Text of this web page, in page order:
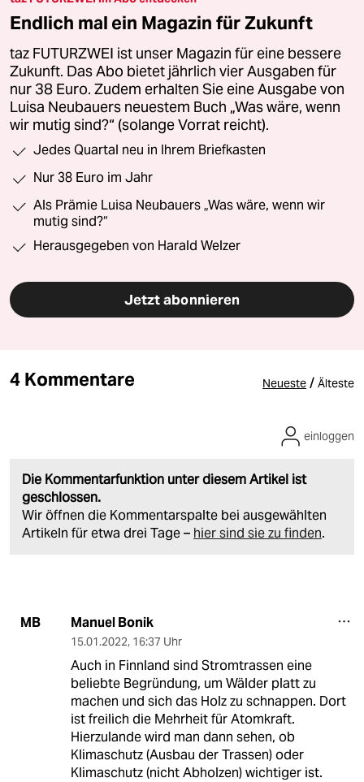
Endlich mal ein Magazin für Zukunft
taz FUTURZWEI ist unser Magazin für eine bessere
Zukunft. Das Abo bietet jährlich vier Ausgaben für
nur 38 Euro. Zudem erhalten Sie eine Ausgabe von
Luisa Neubauers neuestem Buch „Was wäre, wenn
wir mutig sind?“ (solange Vorrat reicht).
Jedes Quartal neu in Ihrem Briefkasten
Nur 38 Euro im Jahr
Als Prämie Luisa Neubauers „Was wäre, wenn wir
mutig sind?“
Herausgegeben von Harald Welzer
Jetzt abonnieren
4 Kommentare Neueste / Älteste
Die Kommentarfunktion unter diesem Artikel ist
geschlossen.
Wir öffnen die Kommentarspalte bei ausgewählten
Artikeln für etwa drei Tage – hier sind sie zu finden.
einloggen
MB Manuel Bonik
15.01.2022, 16:37 Uhr
Auch in Finnland sind Stromtrassen eine
beliebte Begründung, um Wälder platt zu
machen und sich das Holz zu schnappen. Dort
ist freilich die Mehrheit für Atomkraft.
Hierzulande wird man dann sehen, ob
Klimaschutz (Ausbau der Trassen) oder
Klimaschutz (nicht Abholzen) wichtiger ist.